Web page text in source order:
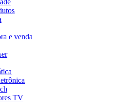
e venda
TV